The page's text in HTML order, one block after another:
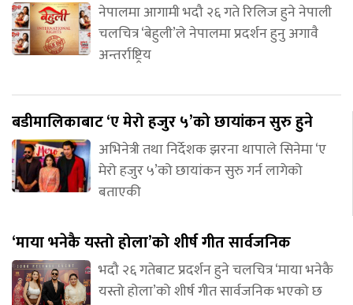
नेपालमा आगामी भदौ २६ गते रिलिज हुने नेपाली
चलचित्र ‘बेहुली’ले नेपालमा प्रदर्शन हुनु अगावै
अन्तर्राष्ट्रिय
बडीमालिकाबाट ‘ए मेरो हजुर ५’को छायांकन सुरु हुने
अभिनेत्री तथा निर्देशक झरना थापाले सिनेमा ‘ए
मेरो हजुर ५’को छायांकन सुरु गर्न लागेको
बताएकी
‘माया भनेकै यस्तो होला’को शीर्ष गीत सार्वजनिक
भदौ २६ गतेबाट प्रदर्शन हुने चलचित्र ‘माया भनेकै
यस्तो होला’को शीर्ष गीत सार्वजनिक भएको छ